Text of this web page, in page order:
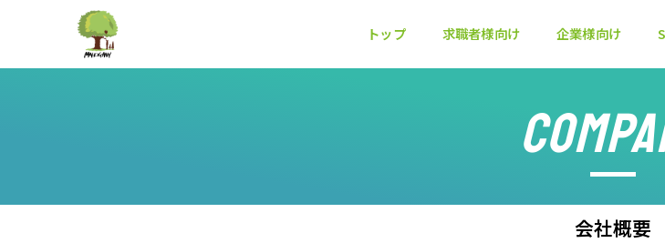
トップ 求職者様向け 企業様向け
会社概要